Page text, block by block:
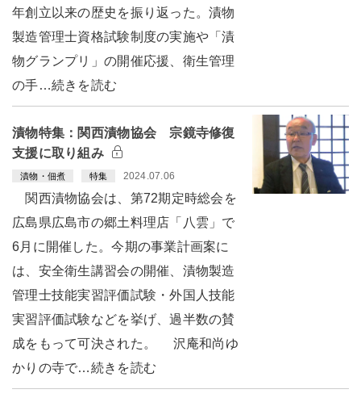
年創立以来の歴史を振り返った。漬物
製造管理士資格試験制度の実施や「漬
物グランプリ」の開催応援、衛生管理
の手…続きを読む
漬物特集：関西漬物協会 宗鏡寺修復
支援に取り組み
漬物・佃煮 特集 2024.07.06
関西漬物協会は、第72期定時総会を
広島県広島市の郷土料理店「八雲」で
6月に開催した。今期の事業計画案に
は、安全衛生講習会の開催、漬物製造
管理士技能実習評価試験・外国人技能
実習評価試験などを挙げ、過半数の賛
成をもって可決された。 沢庵和尚ゆ
かりの寺で…続きを読む